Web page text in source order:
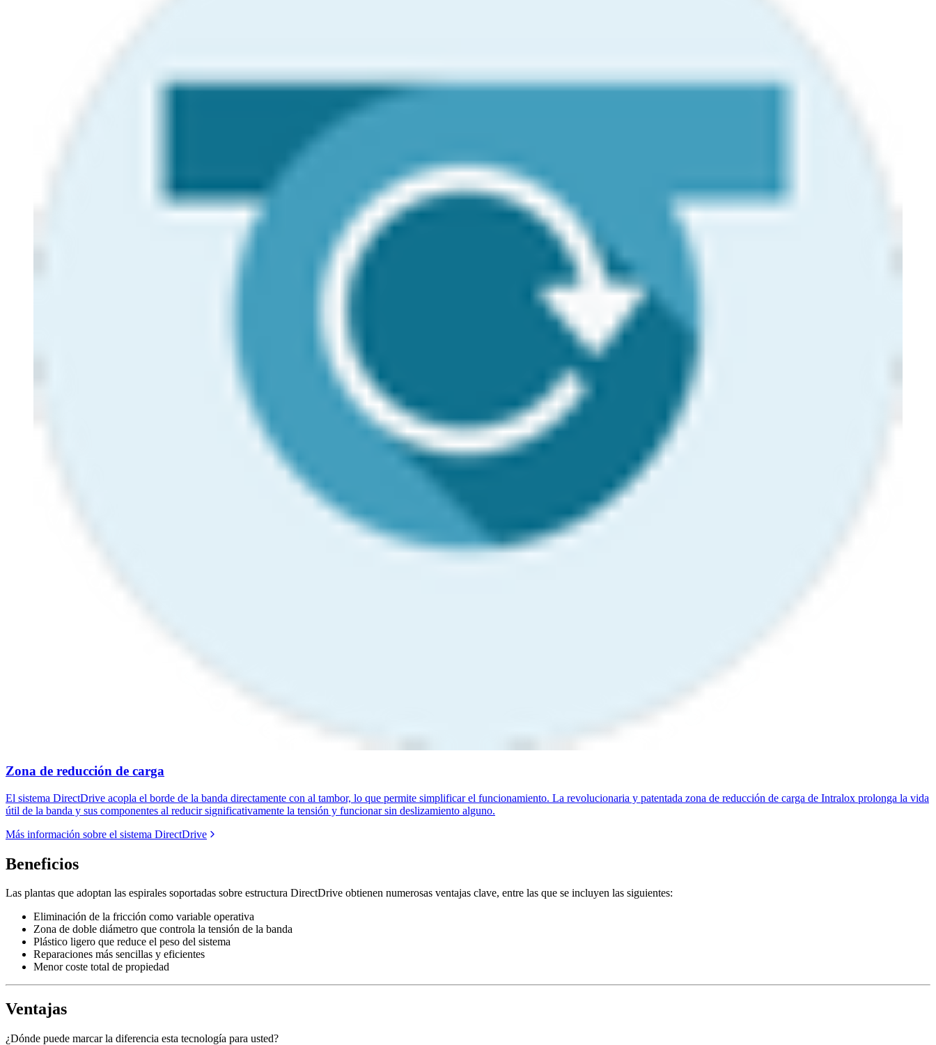
Zona de reducción de carga
El sistema DirectDrive acopla el borde de la banda directamente con al tambor, lo que permite simplificar el funcionamiento. La revolucionaria y patentada zona de reducción de carga de Intralox prolonga la vida
útil de la banda y sus componentes al reducir significativamente la tensión y funcionar sin deslizamiento alguno.
Más información sobre el sistema DirectDrive
Beneficios
Las plantas que adoptan las espirales soportadas sobre estructura DirectDrive obtienen numerosas ventajas clave, entre las que se incluyen las siguientes:
Eliminación de la fricción como variable operativa
Zona de doble diámetro que controla la tensión de la banda
Plástico ligero que reduce el peso del sistema
Reparaciones más sencillas y eficientes
Menor coste total de propiedad
Ventajas
¿Dónde puede marcar la diferencia esta tecnología para usted?